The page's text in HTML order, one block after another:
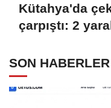
Kütahya'da
çarpıştı: 2
SON HABERLER